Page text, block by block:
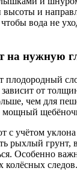
высоты и
вода не
на нужную
плодородный
от
чем для
мощный
с учётом
рыхлый грунт,
Особенно
колёсных следов.